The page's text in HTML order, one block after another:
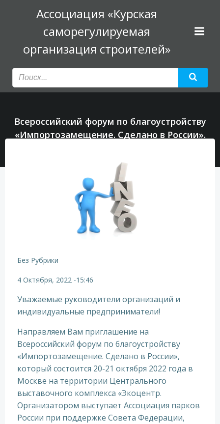
к
содержимому
Ассоциация «Курская
саморегулируемая
организация строителей»
Всероссийский форум по благоустройству
«Импортозамещение. Сделано в России».
Без Рубрики
4 Октября, 2022 -15:46
Уважаемые руководители организаций и
индивидуальные предприниматели!
Направляем Вам приглашение на
Всероссийский форум по благоустройству
«Импортозамещение. Сделано в России»,
который состоится 20-21 октября 2022 года в
Москве на территории Центрального
выставочного комплекса «Экоцентр.
Организатором выступает Ассоциация парков
России при поддержке Совета Федерации,